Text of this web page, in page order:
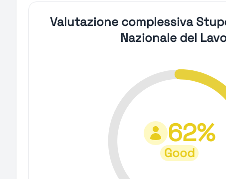
Valutazione complessiva
Nazionale del
62%
Good